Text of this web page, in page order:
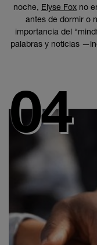
noche, Elyse Fox no
antes de dormir o
importancia del
palabras y noticias